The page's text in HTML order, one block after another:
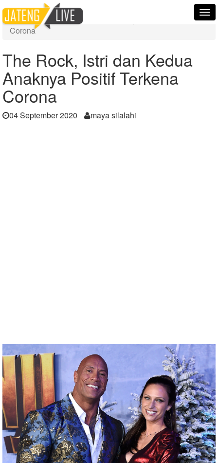
Home
Berita
The Rock, Istri dan Kedua Anaknya Positif Terkena
Corona
The Rock, Istri dan Kedua
Anaknya Positif Terkena
Corona
04 September 2020 maya silalahi